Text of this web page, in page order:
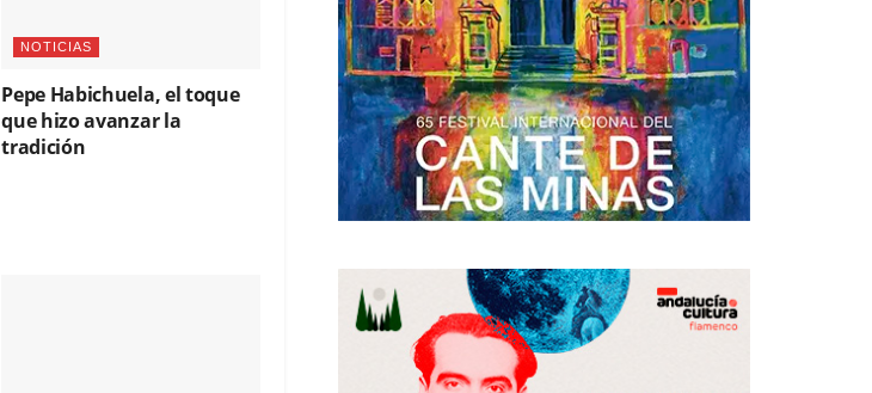
NOTICIAS
Pepe Habichuela, el toque
que hizo avanzar la
tradición